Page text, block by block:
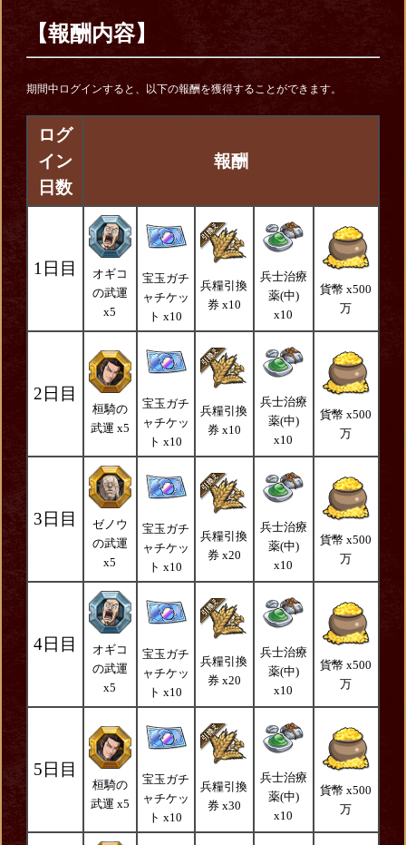
【報酬内容】
期間中ログインすると、以下の報酬を獲得することができます。
ログ
イン
日数
報酬
1日目
オギコ
の武運
x5
宝玉ガチ
ャチケッ
ト x10
兵糧引換
券 x10
兵士治療
薬(中)
x10
貨幣 x500
万
2日目
桓騎の
武運 x5
宝玉ガチ
ャチケッ
ト x10
兵糧引換
券 x10
兵士治療
薬(中)
x10
貨幣 x500
万
3日目
ゼノウ
の武運
x5
宝玉ガチ
ャチケッ
ト x10
兵糧引換
券 x20
兵士治療
薬(中)
x10
貨幣 x500
万
4日目
オギコ
の武運
x5
宝玉ガチ
ャチケッ
ト x10
兵糧引換
券 x20
兵士治療
薬(中)
x10
貨幣 x500
万
5日目
桓騎の
武運 x5
宝玉ガチ
ャチケッ
ト x10
兵糧引換
券 x30
兵士治療
薬(中)
x10
貨幣 x500
万